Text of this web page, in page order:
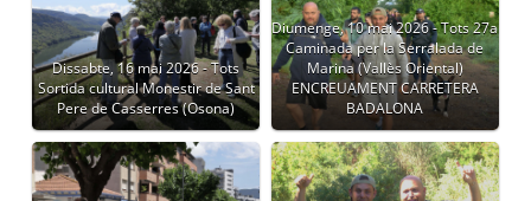
Dissabte, 16 mai 2026 - Tots
Sortida cultural Monestir de Sant
Pere de Casserres (Osona)
Diumenge, 10 mai 2026 - Tots 27a
Caminada per la Serralada de
Marina (Vallès Oriental)
ENCREUAMENT CARRETERA
BADALONA